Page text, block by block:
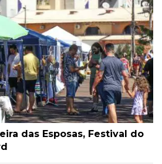
das Esposas, Festival do